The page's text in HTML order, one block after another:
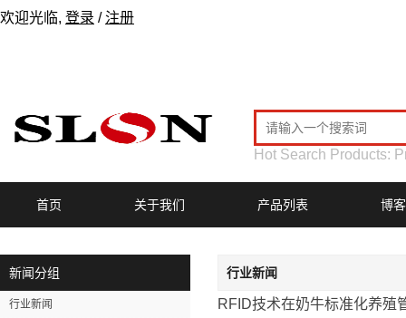
欢迎光临, 登录 / 注册
Hot Search Products:
首页 关于我们 产品列表 博客
新闻分组
行业新闻
行业新闻
RFID技术在奶牛标准化养殖